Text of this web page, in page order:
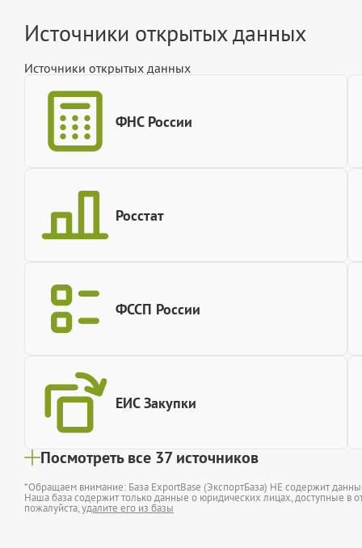
Источники открытых данных
Источники открытых данных
ФНС России
Росстат
ФССП России
ЕИС Закупки
Посмотреть все 37 источников
*Обращаем внимание: База ExportBase (ЭкспортБаза) НЕ содержит
Наша база содержит только данные о юридических лицах, доступные в
пожалуйста,удалите его из базы